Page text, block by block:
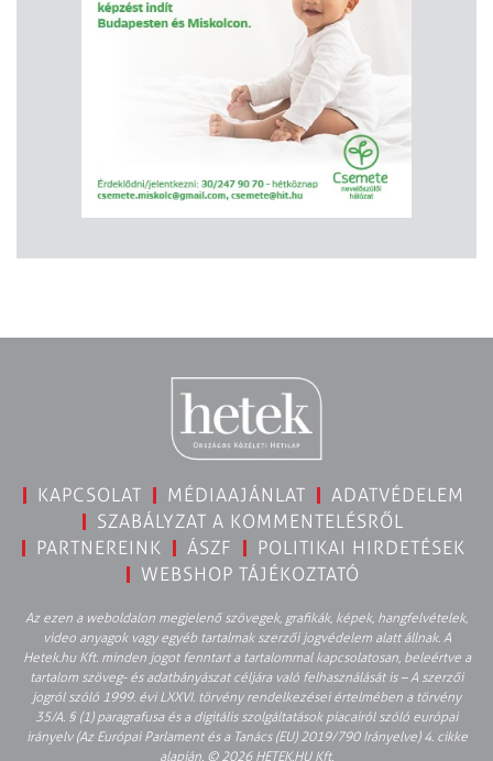
KAPCSOLAT MÉDIAAJÁNLAT
ADATVÉDELEM
SZABÁLYZAT A KOMMENTELÉSRŐL
PARTNEREINK
ÁSZF
POLITIKAI HIRDETÉSEK
WEBSHOP TÁJÉKOZTATÓ
Az ezen a weboldalon megjelenő szövegek, grafikák, képek, hangfelvételek,
video anyagok vagy egyéb tartalmak szerzői jogvédelem alatt állnak. A
Hetek.hu Kft. minden jogot fenntart a tartalommal kapcsolatosan, beleértve a
tartalom szöveg- és adatbányászat céljára való felhasználását is – A szerzői
jogról szóló 1999. évi LXXVI. törvény rendelkezései értelmében a törvény
35/A. § (1) paragrafusa és a digitális szolgáltatások piacairól szóló európai
irányelv (Az Európai Parlament és a Tanács (EU) 2019/790 Irányelve) 4. cikke
alapján. © 2026 HETEK.HU Kft.